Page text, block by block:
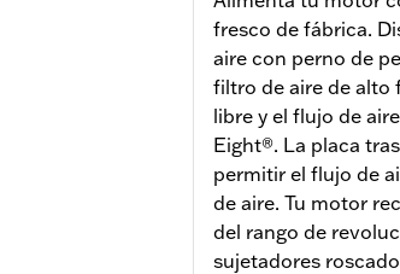
fresco de fábrica.
aire con perno de
filtro de aire de alto
libre y el flujo de
Eight®. La placa
permitir el flujo de
de aire. Tu motor
del rango de
sujetadores